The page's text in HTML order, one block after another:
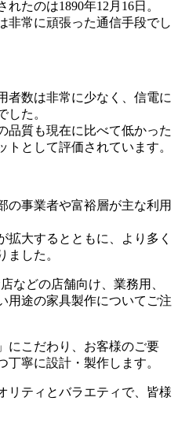
たのは1890年12月16日。
非常に頑張った通信手段でし
者数は非常に少なく、信電に
した。
品質も現在に比べて低かった
として評価されています。
の事業者や富裕層が主な利用
拡大するとともに、より多く
ました。
などの店舗向け、業務用、
用途の家具製作についてご注
にこだわり、お客様のご要
寧に設計・製作します。
リティとバラエティで、皆様